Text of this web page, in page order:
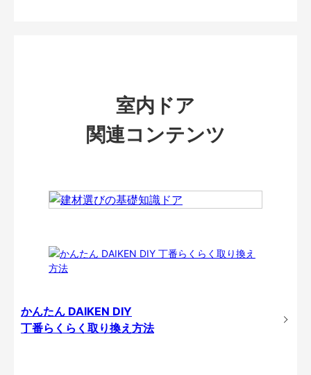
室内ドア
関連コンテンツ
かんたん DAIKEN DIY
丁番らくらく取り換え方法